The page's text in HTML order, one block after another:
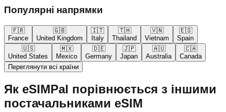
Популярні напрямки
🇫🇷
France
🇬🇧
United Kingdom
🇮🇹
Italy
🇹🇭
Thailand
🇻🇳
Vietnam
🇪🇸
Spain
🇺🇸
United States
🇲🇽
Mexico
🇩🇪
Germany
🇯🇵
Japan
🇦🇺
Australia
🇨🇦
Canada
Переглянути всі країни
Як eSIMPal порівнюється з іншими
постачальниками eSIM